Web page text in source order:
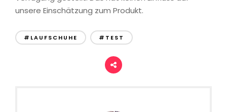
unsere Einschätzung zum Produkt.
#LAUFSCHUHE #TEST